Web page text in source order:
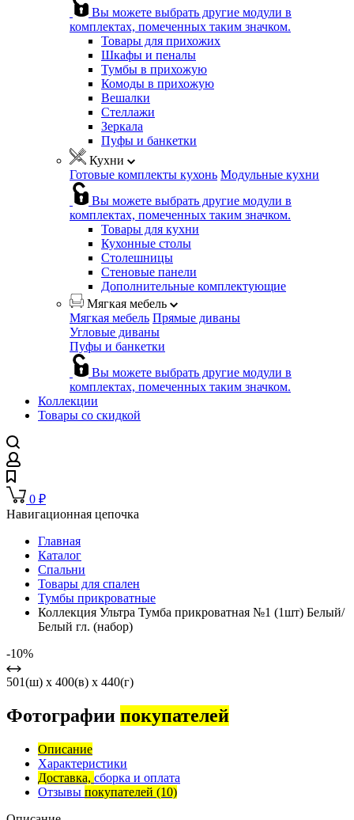
Вы можете выбрать другие модули в
комплектах, помеченных таким значком.
Товары для прихожих
Шкафы и пеналы
Тумбы в прихожую
Комоды в прихожую
Вешалки
Стеллажи
Зеркала
Пуфы и банкетки
Кухни
Готовые комплекты кухонь Модульные кухни
Вы можете выбрать другие модули в
комплектах, помеченных таким значком.
Товары для кухни
Кухонные столы
Столешницы
Стеновые панели
Дополнительные комплектующие
Мягкая мебель
Мягкая мебель Прямые диваны
Угловые диваны
Пуфы и банкетки
Вы можете выбрать другие модули в
комплектах, помеченных таким значком.
Коллекции
Товары со скидкой
0 ₽
Навигационная цепочка
Главная
Каталог
Спальни
Товары для спален
Тумбы прикроватные
Коллекция Ультра Тумба прикроватная №1 (1шт) Белый/
Белый гл. (набор)
-10%
501(ш) x 400(в) x 440(г)
Фотографии покупателей
Описание
Характеристики
Доставка, сборка и оплата
Отзывы покупателей (10)